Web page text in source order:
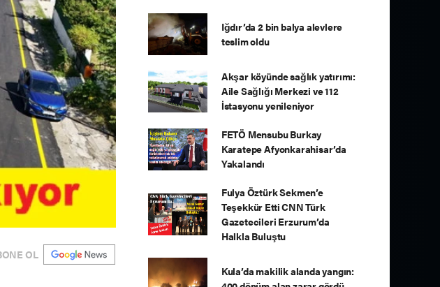
OL
Iğdır’da 2 bin balya alevlere
teslim oldu
Akşar köyünde sağlık yatırımı:
Aile Sağlığı Merkezi ve 112
İstasyonu yenileniyor
FETÖ Mensubu Burkay
Karatepe Afyonkarahisar’da
Yakalandı
Fulya Öztürk Sekmen’e
Teşekkür Etti CNN Türk
Gazetecileri Erzurum’da
Halkla Buluştu
Kula’da makilik alanda yangın: